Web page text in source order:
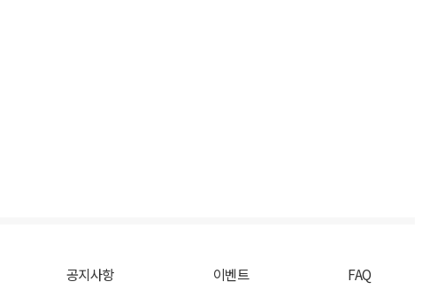
공지사항 이벤트 FAQ